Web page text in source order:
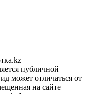
публичной
может отличаться от
на сайте